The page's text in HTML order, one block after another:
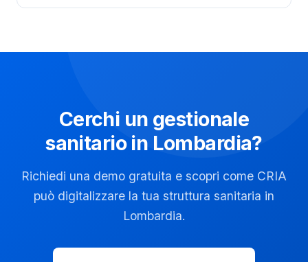
Cerchi un gestionale
sanitario in Lombardia?
Richiedi una demo gratuita e scopri come CRIA
può digitalizzare la tua struttura sanitaria in
Lombardia.